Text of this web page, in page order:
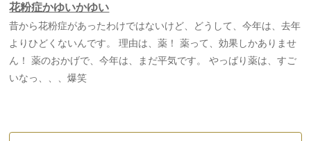
を
磨
く
他
な
花粉症かゆいかゆい
昔から花粉症があったわけではないけど、どうして、今年は、去年
よりひどくないんです。 理由は、薬！ 薬って、効果しかありませ
ん！ 薬のおかげで、今年は、まだ平気です。 やっばり薬は、すご
いなっ、、、爆笑